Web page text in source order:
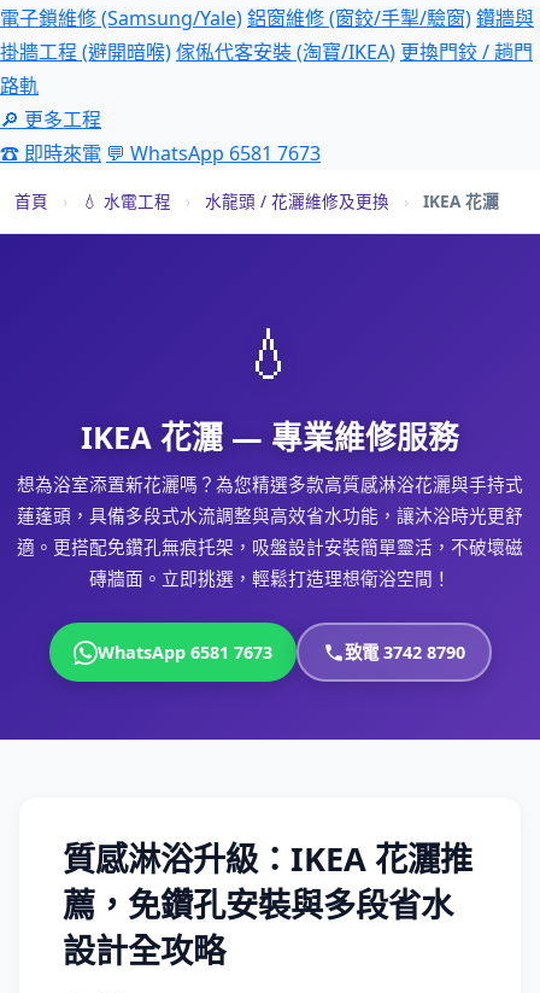
電子鎖維修 (Samsung/Yale)鋁窗維修 (窗鉸/手掣/驗窗)鑽牆與
掛牆工程 (避開暗喉)傢俬代客安裝 (淘寶/IKEA) 更換門鉸 / 趟門
路軌
🔎 更多工程
☎ 即時來電 💬 WhatsApp 6581 7673
首頁 › 💧 水電工程 › 水龍頭 / 花灑維修及更換 › IKEA 花灑
💧
IKEA 花灑 — 專業維修服務
想為浴室添置新花灑嗎？為您精選多款高質感淋浴花灑與手持式
蓮蓬頭，具備多段式水流調整與高效省水功能，讓沐浴時光更舒
適。更搭配免鑽孔無痕托架，吸盤設計安裝簡單靈活，不破壞磁
磚牆面。立即挑選，輕鬆打造理想衛浴空間！
WhatsApp 6581 7673 致電 3742 8790
質感淋浴升級：IKEA 花灑推
薦，免鑽孔安裝與多段省水
設計全攻略